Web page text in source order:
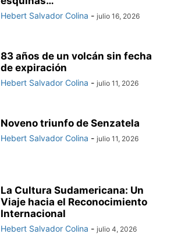
Hebert Salvador Colina - julio 16, 2026
83 años de un volcán sin fecha
de expiración
Hebert Salvador Colina - julio 11, 2026
Noveno triunfo de Senzatela
Hebert Salvador Colina - julio 11, 2026
La Cultura Sudamericana: Un
Viaje hacia el Reconocimiento
Internacional
Hebert Salvador Colina - julio 4, 2026